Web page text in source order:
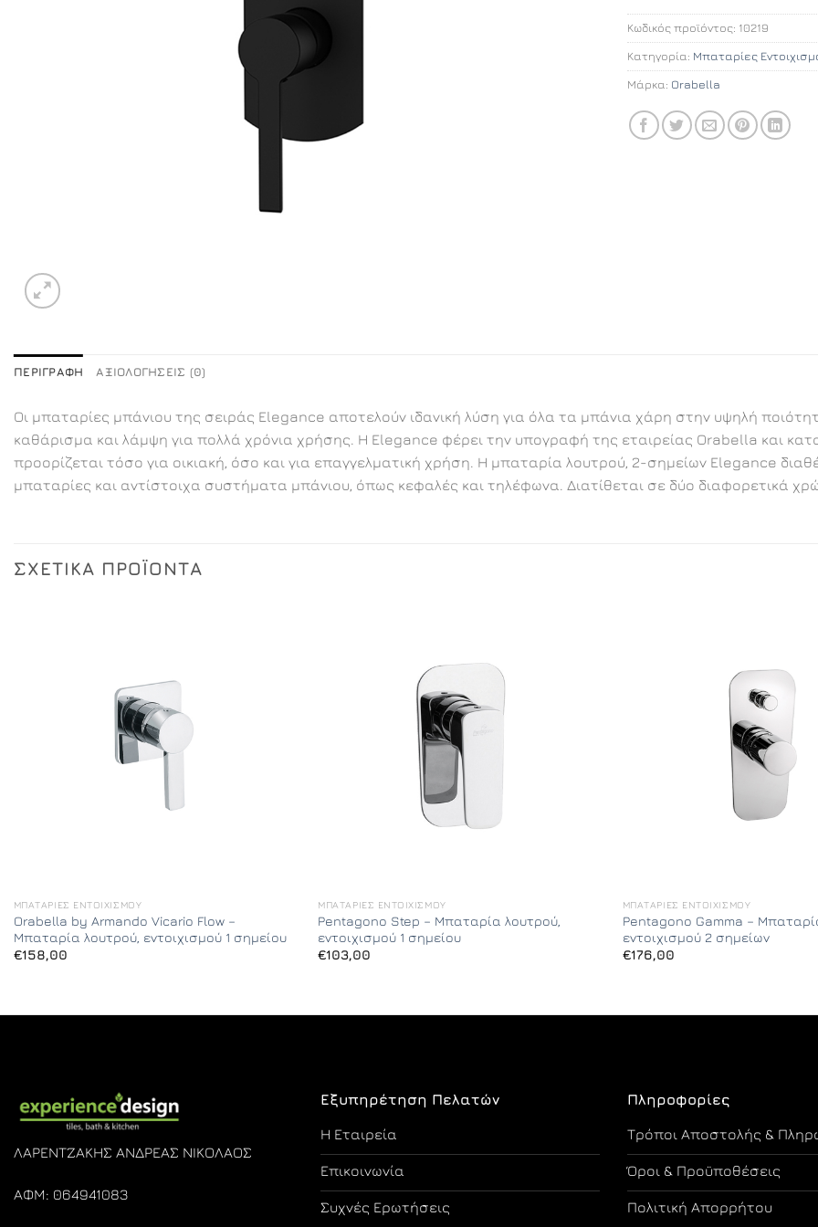
Κωδικός προϊόντος: 10219
Κατηγορία: Μπαταρίες
Μάρκα: Orabella
ΠΕΡΙΓΡΑΦΉ ΑΞΙΟΛΟΓΉΣΕΙΣ (0)
Οι μπαταρίες μπάνιου της σειράς Elegance αποτελούν ιδανική λύση για όλα τα μπάνια χάρη στην υψηλή
καθάρισμα και λάμψη για πολλά χρόνια χρήσης. Η Elegance φέρει την υπογραφή της εταιρείας Orabella και
προορίζεται τόσο για οικιακή, όσο και για επαγγελματική χρήση. Η μπαταρία λουτρού, 2-σημείων Elegance
μπαταρίες και αντίστοιχα συστήματα μπάνιου, όπως κεφαλές και τηλέφωνα. Διατίθεται σε δύο διαφορετικά
ΣΧΕΤΙΚΆ ΠΡΟΪΌΝΤΑ
ΜΠΑΤΑΡΊΕΣ ΕΝΤΟΙΧΙΣΜΟΎ
Orabella by Armando Vicario Flow –
Μπαταρία λουτρού, εντοιχισμού 1 σημείου
€158,00
ΜΠΑΤΑΡΊΕΣ ΕΝΤΟΙΧΙΣΜΟΎ
Pentagono Step – Μπαταρία λουτρού,
εντοιχισμού 1 σημείου
€103,00
ΜΠΑΤΑΡΊΕΣ ΕΝΤΟΙΧΙΣΜΟΎ
Pentagono Gamma –
εντοιχισμού 2 σημείων
€176,00
ΛΑΡΕΝΤΖΑΚΗΣ ΑΝΔΡΕΑΣ ΝΙΚΟΛΑΟΣ
ΑΦΜ: 064941083
Εξυπηρέτηση Πελατών
Η Εταιρεία
Επικοινωνία
Συχνές Ερωτήσεις
Πληροφορίες
Τρόποι Αποστολής &
Όροι & Προϋποθέσεις
Πολιτική Απορρήτου